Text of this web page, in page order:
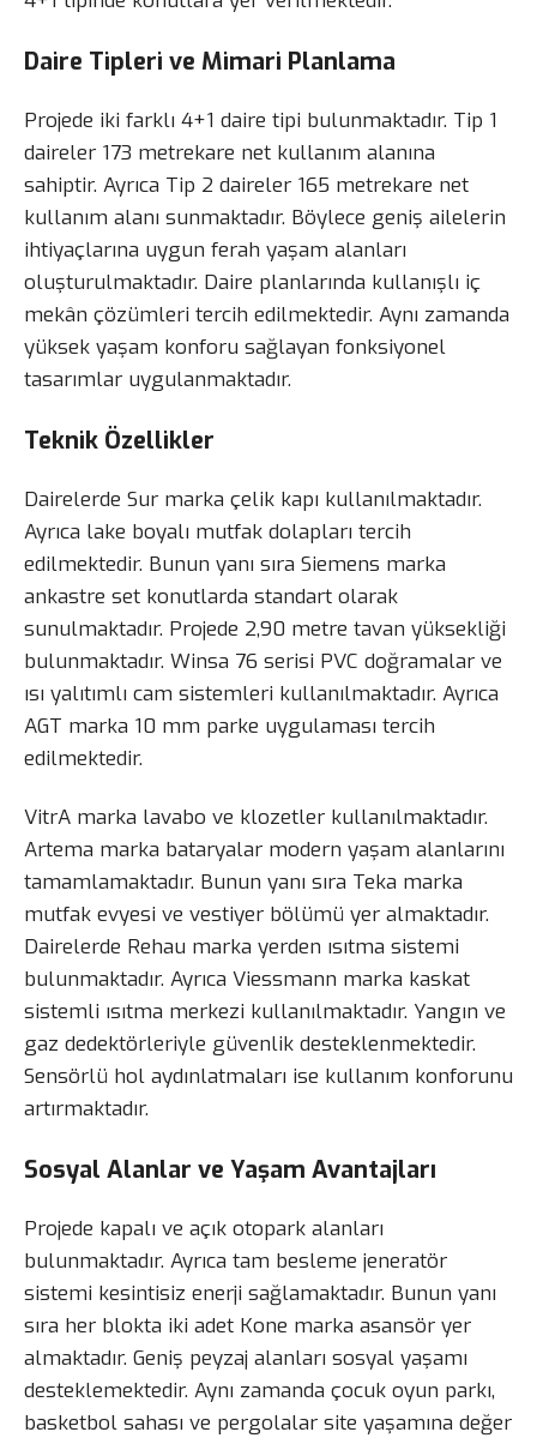
Daire Tipleri ve Mimari Planlama
Projede iki farklı 4+1 daire tipi bulunmaktadır. Tip 1
daireler 173 metrekare net kullanım alanına
sahiptir. Ayrıca Tip 2 daireler 165 metrekare net
kullanım alanı sunmaktadır. Böylece geniş ailelerin
ihtiyaçlarına uygun ferah yaşam alanları
oluşturulmaktadır. Daire planlarında kullanışlı iç
mekân çözümleri tercih edilmektedir. Aynı zamanda
yüksek yaşam konforu sağlayan fonksiyonel
tasarımlar uygulanmaktadır.
Teknik Özellikler
Dairelerde Sur marka çelik kapı kullanılmaktadır.
Ayrıca lake boyalı mutfak dolapları tercih
edilmektedir. Bunun yanı sıra Siemens marka
ankastre set konutlarda standart olarak
sunulmaktadır. Projede 2,90 metre tavan yüksekliği
bulunmaktadır. Winsa 76 serisi PVC doğramalar ve
ısı yalıtımlı cam sistemleri kullanılmaktadır. Ayrıca
AGT marka 10 mm parke uygulaması tercih
edilmektedir.
VitrA marka lavabo ve klozetler kullanılmaktadır.
Artema marka bataryalar modern yaşam alanlarını
tamamlamaktadır. Bunun yanı sıra Teka marka
mutfak evyesi ve vestiyer bölümü yer almaktadır.
Dairelerde Rehau marka yerden ısıtma sistemi
bulunmaktadır. Ayrıca Viessmann marka kaskat
sistemli ısıtma merkezi kullanılmaktadır. Yangın ve
gaz dedektörleriyle güvenlik desteklenmektedir.
Sensörlü hol aydınlatmaları ise kullanım konforunu
artırmaktadır.
Sosyal Alanlar ve Yaşam Avantajları
Projede kapalı ve açık otopark alanları
bulunmaktadır. Ayrıca tam besleme jeneratör
sistemi kesintisiz enerji sağlamaktadır. Bunun yanı
sıra her blokta iki adet Kone marka asansör yer
almaktadır. Geniş peyzaj alanları sosyal yaşamı
desteklemektedir. Aynı zamanda çocuk oyun parkı,
basketbol sahası ve pergolalar site yaşamına değer